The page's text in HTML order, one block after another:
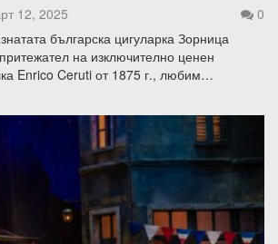
12, 2025
0
българска цигуларка Зорница
на изключително ценен
Enrico Ceruti от 1875 г., любим…